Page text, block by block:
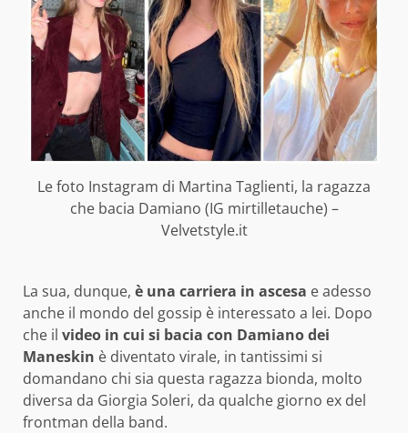
Le foto Instagram di Martina Taglienti, la ragazza
che bacia Damiano (IG mirtilletauche) –
Velvetstyle.it
La sua, dunque, è una carriera in ascesa e adesso
anche il mondo del gossip è interessato a lei. Dopo
che il video in cui si bacia con Damiano dei
Maneskin è diventato virale, in tantissimi si
domandano chi sia questa ragazza bionda, molto
diversa da Giorgia Soleri, da qualche giorno ex del
frontman della band.